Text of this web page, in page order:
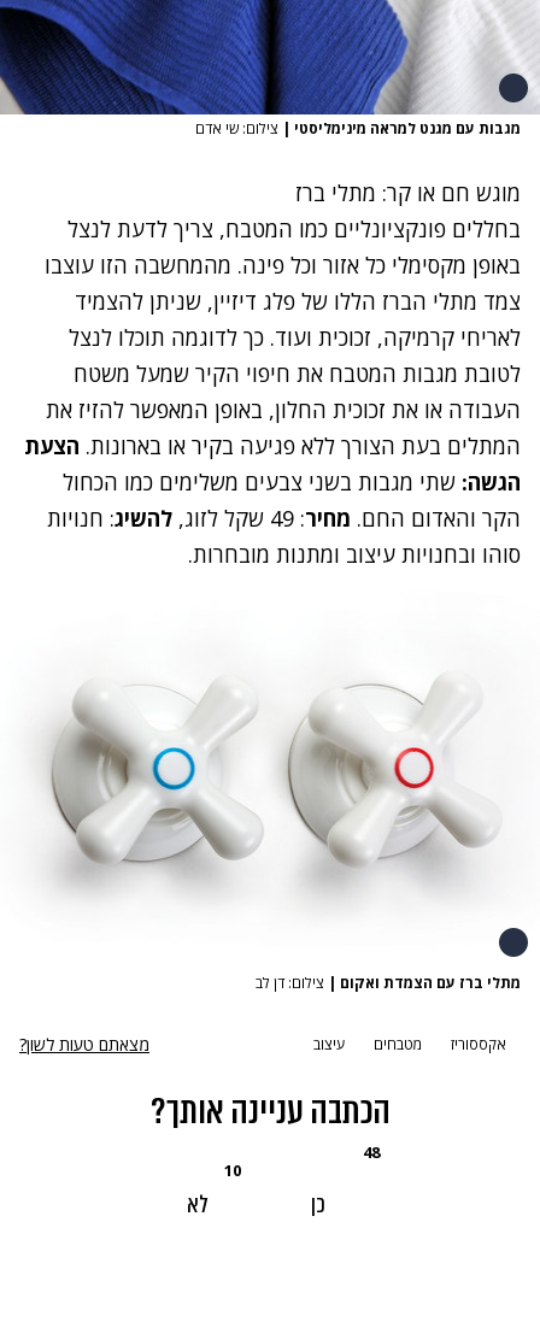
מגבות עם מגנט למראה מינימליסטי | צילום: שי אדם
מוגש חם או קר: מתלי ברז
בחללים פונקציונליים כמו המטבח, צריך לדעת לנצל
באופן מקסימלי כל אזור וכל פינה. מהמחשבה הזו עוצבו
צמד מתלי הברז הללו של פלג דיזיין, שניתן להצמיד
לאריחי קרמיקה, זכוכית ועוד. כך לדוגמה תוכלו לנצל
לטובת מגבות המטבח את חיפוי הקיר שמעל משטח
העבודה או את זכוכית החלון, באופן המאפשר להזיז את
המתלים בעת הצורך ללא פגיעה בקיר או בארונות. הצעת
הגשה: שתי מגבות בשני צבעים משלימים כמו הכחול
הקר והאדום החם. מחיר: 49 שקל לזוג, להשיג: חנויות
סוהו ובחנויות עיצוב ומתנות מובחרות.
מתלי ברז עם הצמדת ואקום | צילום: דן לב
אקססוריז מטבחים עיצוב מצאתם טעות לשון?
הכתבה עניינה אותך?
כן
48
לא
10